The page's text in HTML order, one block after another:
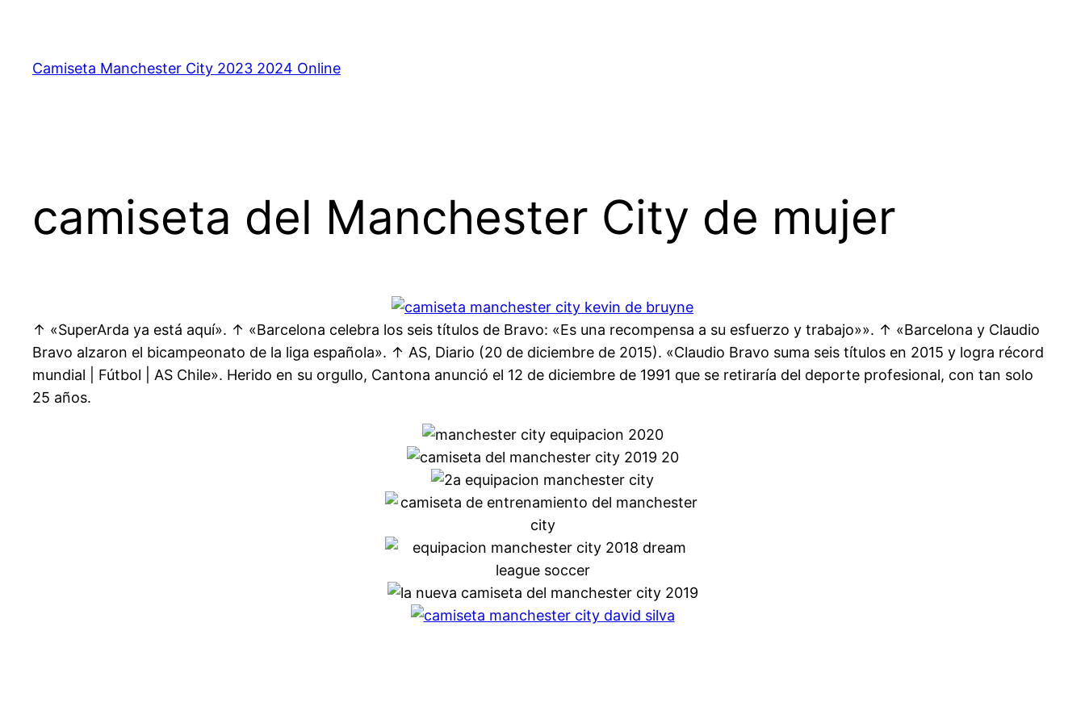
contenido
Camiseta Manchester City 2023 2024 Online
camiseta del Manchester City de mujer
↑ «SuperArda ya está aquí». ↑ «Barcelona celebra los seis títulos de Bravo: «Es una recompensa a su esfuerzo y trabajo»». ↑ «Barcelona y Claudio
Bravo alzaron el bicampeonato de la liga española». ↑ AS, Diario (20 de diciembre de 2015). «Claudio Bravo suma seis títulos en 2015 y logra récord
mundial | Fútbol | AS Chile». Herido en su orgullo, Cantona anunció el 12 de diciembre de 1991 que se retiraría del deporte profesional, con tan solo
25 años.